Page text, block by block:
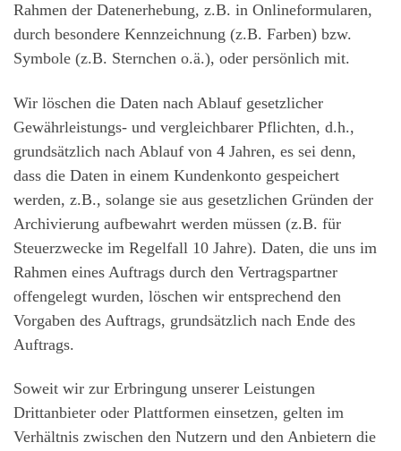
Rahmen der Datenerhebung, z.B. in Onlineformularen,
durch besondere Kennzeichnung (z.B. Farben) bzw.
Symbole (z.B. Sternchen o.ä.), oder persönlich mit.
Wir löschen die Daten nach Ablauf gesetzlicher
Gewährleistungs- und vergleichbarer Pflichten, d.h.,
grundsätzlich nach Ablauf von 4 Jahren, es sei denn,
dass die Daten in einem Kundenkonto gespeichert
werden, z.B., solange sie aus gesetzlichen Gründen der
Archivierung aufbewahrt werden müssen (z.B. für
Steuerzwecke im Regelfall 10 Jahre). Daten, die uns im
Rahmen eines Auftrags durch den Vertragspartner
offengelegt wurden, löschen wir entsprechend den
Vorgaben des Auftrags, grundsätzlich nach Ende des
Auftrags.
Soweit wir zur Erbringung unserer Leistungen
Drittanbieter oder Plattformen einsetzen, gelten im
Verhältnis zwischen den Nutzern und den Anbietern die